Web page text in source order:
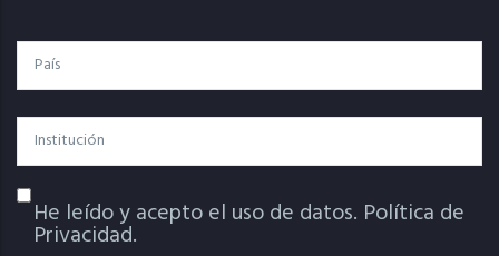
País
Institución
Política De Privacidad
He leído y acepto el uso de datos. Política de
Privacidad.